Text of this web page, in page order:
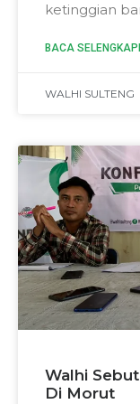
ketinggian
BACA
WALHI SULTENG
Walhi
Di Morut